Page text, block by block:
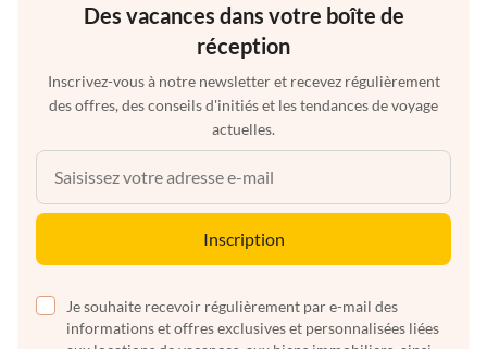
Des vacances dans votre boîte de
réception
Inscrivez-vous à notre newsletter et recevez régulièrement
des offres, des conseils d'initiés et les tendances de voyage
actuelles.
Inscription
Je souhaite recevoir régulièrement par e-mail des
informations et offres exclusives et personnalisées liées